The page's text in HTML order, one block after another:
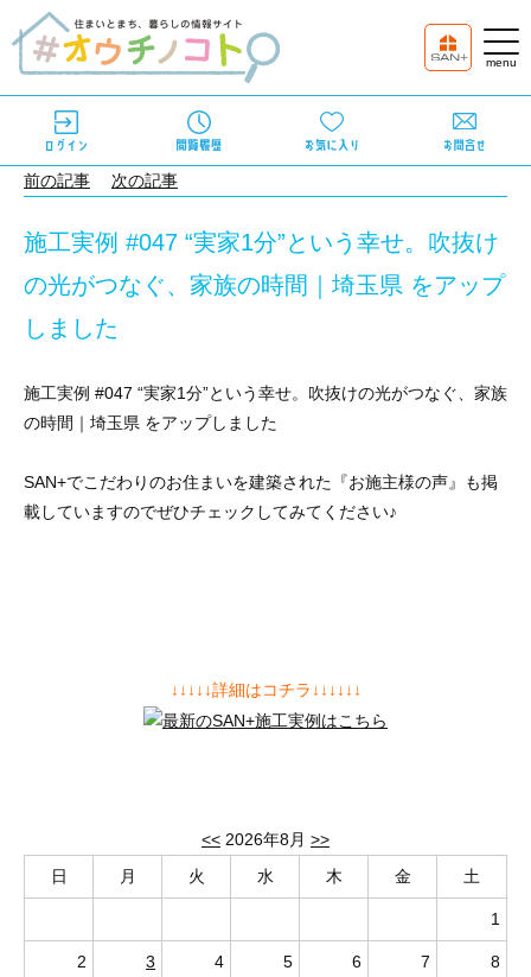
<< 2026年8月 >>
日
月 火 水 木 金 土
1
2 3 4 5 6 7 8
前の記事 次の記事
施工実例 #047 “実家1分”という幸せ。吹抜け
の光がつなぐ、家族の時間｜埼玉県 をアップ
しました
施工実例 #047 “実家1分”という幸せ。吹抜けの光がつなぐ、家族
の時間｜埼玉県 をアップしました
SAN+でこだわりのお住まいを建築された『お施主様の声』も掲
載していますのでぜひチェックしてみてください♪
↓↓↓↓↓詳細はコチラ↓↓↓↓↓↓